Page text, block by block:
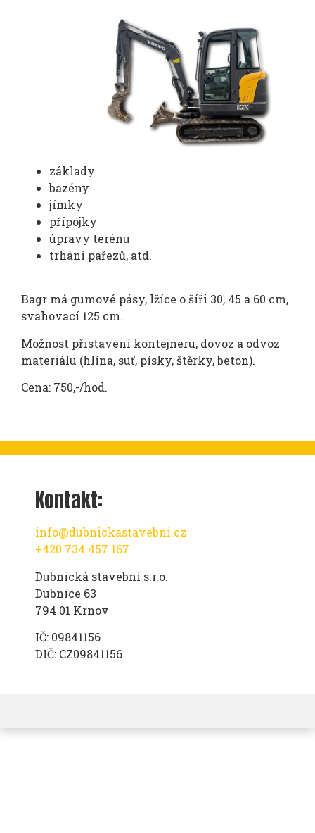
základy
bazény
jímky
přípojky
úpravy terénu
trhání pařezů, atd.
Bagr má gumové pásy, lžíce o šíři 30, 45 a 60 cm,
svahovací 125 cm.
Možnost přistavení kontejneru, dovoz a odvoz
materiálu (hlína, suť, písky, štěrky, beton).
Cena: 750,-/hod.
Kontakt:
info@dubnickastavebni.cz
+420 734 457 167
Dubnická stavební s.r.o.
Dubnice 63
794 01 Krnov
IČ: 09841156
DIČ: CZ09841156